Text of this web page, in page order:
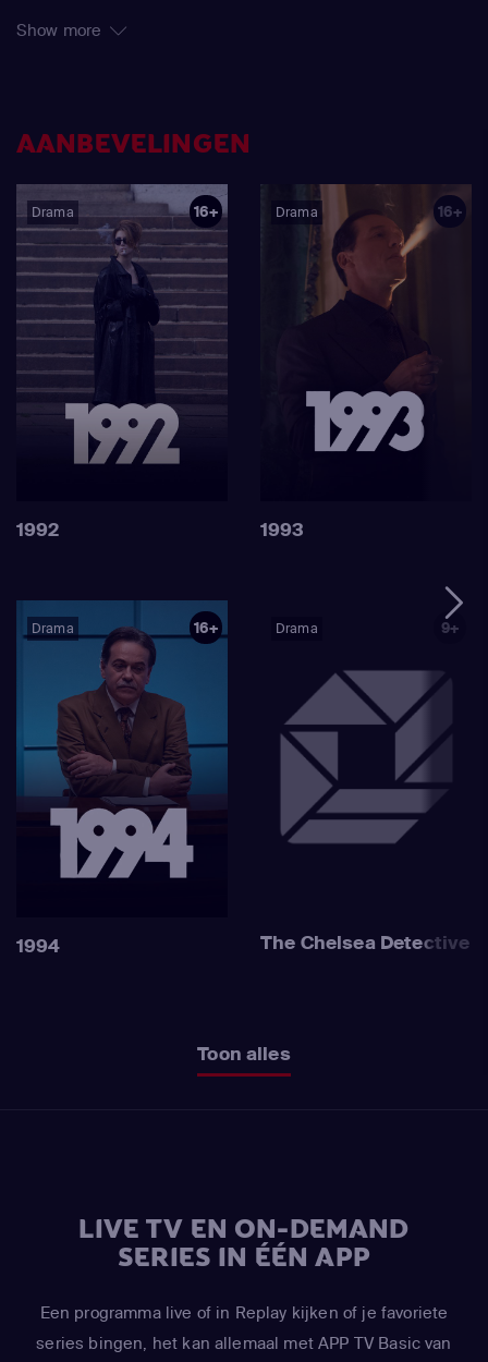
Maar onder het gelach, de lichtjes en de glitter schuilt een
heel Mexico verzamelen zich op een indrukwekkend
landschap diep in het bos, waar de inzet wordt verhoogd
door intense trainingen, strenge diëten - en zelfs geheime
operaties. Extravagante privéfeestjes zijn een dekmantel
voor duistere deals en seksuele gunsten. En terwijl de
deelnemers extreme concurrentie ondervinden, groeien
ze naar elkaar toe door gedeelde geheimen en
kwetsbaarheid. Wanneer een van de meisjes dood wordt
aangetroffen, wordt de politie ingeschakeld om onderzoek
Show more
AANBEVELINGEN
Drama 16+
1992
Drama 16+
1993
Drama 16+
1994
Drama 9+
The Chelsea Detective
Toon alles
LIVE TV EN ON-DEMAND
SERIES IN ÉÉN APP
Een programma live of in Replay kijken of je favoriete
series bingen, het kan allemaal met APP TV Basic van